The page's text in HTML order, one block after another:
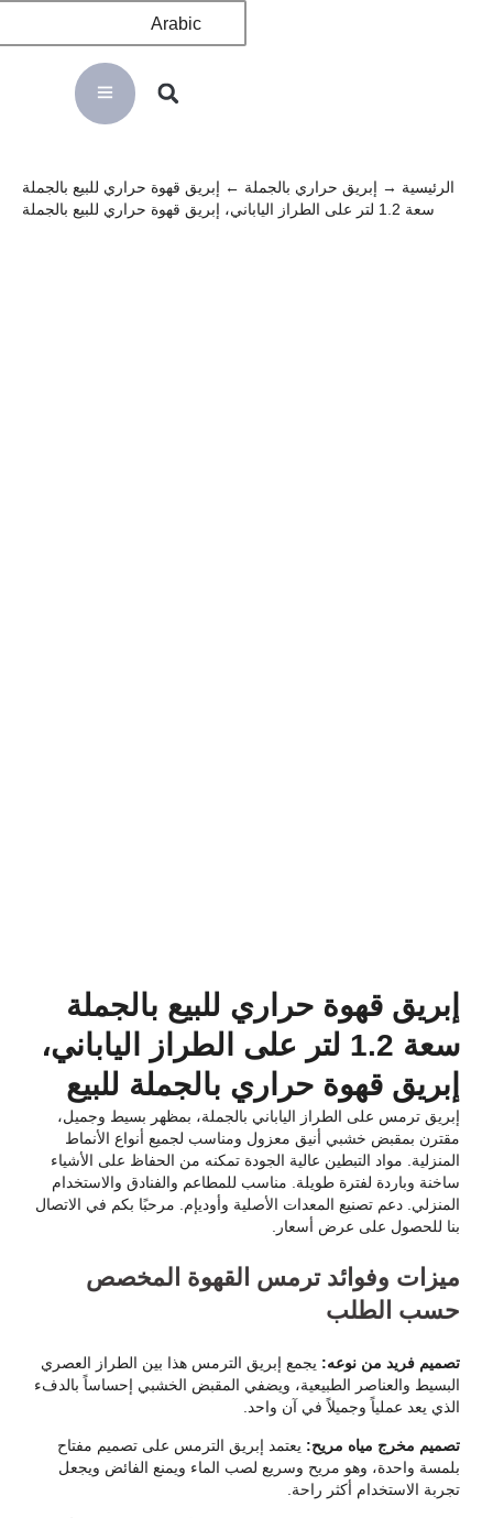
Arabic
الرئيسية → إبريق حراري بالجملة ← إبريق قهوة حراري للبيع بالجملة
سعة 1.2 لتر على الطراز الياباني، إبريق قهوة حراري للبيع بالجملة
إبريق قهوة حراري للبيع بالجملة
سعة 1.2 لتر على الطراز الياباني،
إبريق قهوة حراري بالجملة للبيع
إبريق ترمس على الطراز الياباني بالجملة، بمظهر بسيط وجميل،
مقترن بمقبض خشبي أنيق معزول ومناسب لجميع أنواع الأنماط
المنزلية. مواد التبطين عالية الجودة تمكنه من الحفاظ على الأشياء
ساخنة وباردة لفترة طويلة. مناسب للمطاعم والفنادق والاستخدام
المنزلي. دعم تصنيع المعدات الأصلية وأوديإم. مرحبًا بكم في الاتصال
بنا للحصول على عرض أسعار.
ميزات وفوائد ترمس القهوة المخصص
حسب الطلب
تصميم فريد من نوعه: يجمع إبريق الترمس هذا بين الطراز العصري
البسيط والعناصر الطبيعية، ويضفي المقبض الخشبي إحساساً بالدفء
الذي يعد عملياً وجميلاً في آن واحد.
تصميم مخرج مياه مريح: يعتمد إبريق الترمس على تصميم مفتاح
بلمسة واحدة، وهو مريح وسريع لصب الماء ويمنع الفائض ويجعل
تجربة الاستخدام أكثر راحة.